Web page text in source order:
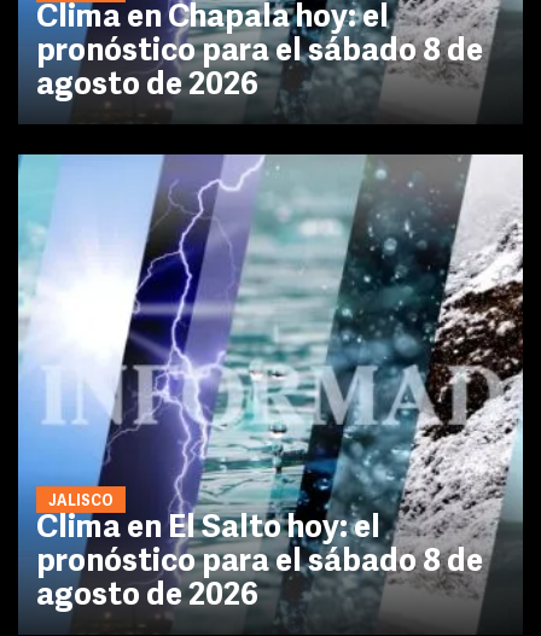
Clima en Chapala hoy: el
pronóstico para el sábado 8 de
agosto de 2026
JALISCO
Clima en El Salto hoy: el
pronóstico para el sábado 8 de
agosto de 2026